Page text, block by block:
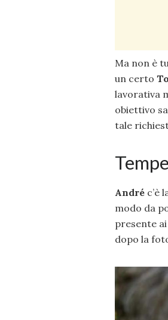
Ma non è
un certo
lavorativa
obiettivo
tale
André c’è
modo da
presente
dopo la